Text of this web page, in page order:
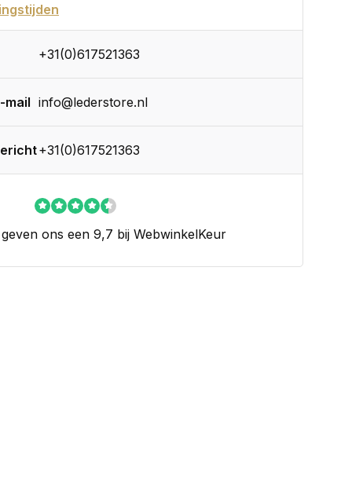
+31(0)617521363
mail info@lederstore.nl
+31(0)617521363
ons een 9,7 bij WebwinkelKeur